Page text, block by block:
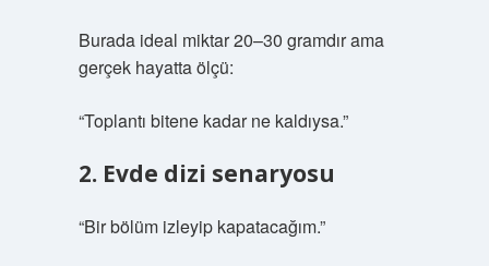
Burada ideal miktar 20–30 gramdır ama
gerçek hayatta ölçü:
“Toplantı bitene kadar ne kaldıysa.”
2. Evde dizi senaryosu
“Bir bölüm izleyip kapatacağım.”